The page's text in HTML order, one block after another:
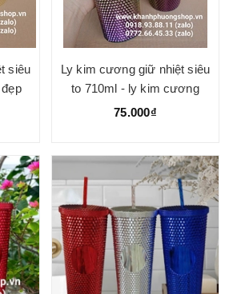
siêu
Ly kim cương giữ nhiệt siêu
to 710ml - ly kim cương
75.000₫